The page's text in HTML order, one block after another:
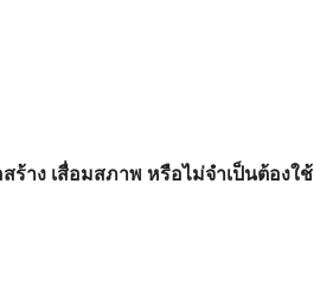
าง เสื่อมสภาพ หรือไม่จำเป็นต้องใช้